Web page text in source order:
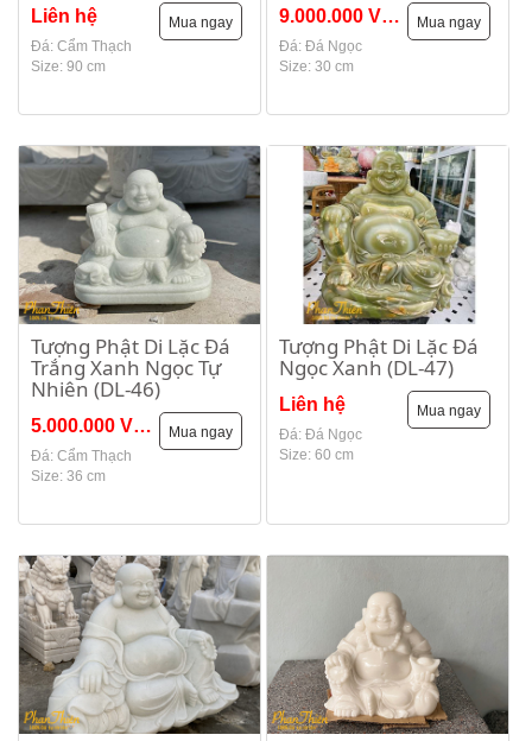
Liên hệ
Đá: Cẩm Thạch
Size: 90 cm
Mua ngay 9.000.000 VNĐ
Đá: Đá Ngọc
Size: 30 cm
Mua ngay
Tượng Phật Di Lặc Đá
Trắng Xanh Ngọc Tự
Nhiên (DL-46)
5.000.000 VNĐ
Đá: Cẩm Thạch
Size: 36 cm
Mua ngay
Tượng Phật Di Lặc Đá
Ngọc Xanh (DL-47)
Liên hệ
Đá: Đá Ngọc
Size: 60 cm
Mua ngay